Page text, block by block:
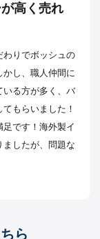
高く売れ
わりでボッシュの
し、職人仲間に
いる方が多く、バ
もらいました！
です！海外製イ
したが、問題な
ら